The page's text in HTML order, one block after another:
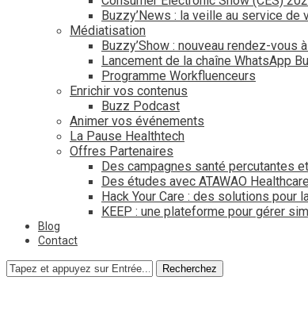
Buzzy’News : la veille au service de
Médiatisation
Buzzy’Show : nouveau rendez-vous
Lancement de la chaîne WhatsApp
Programme Workfluenceurs
Enrichir vos contenus
Buzz Podcast
Animer vos événements
La Pause Healthtech
Offres Partenaires
Des campagnes santé percutantes
Des études avec ATAWAO
Hack Your Care : des solutions pour
KEEP : une plateforme pour gérer
Blog
Contact
Recherchez